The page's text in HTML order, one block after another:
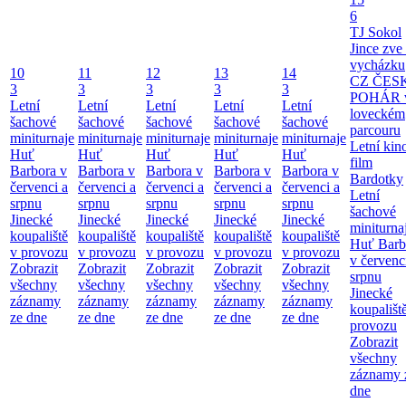
10
3
Letní
šachové
miniturnaje
Huť
Barbora v
červenci a
srpnu
Jinecké
koupaliště
v provozu
Zobrazit
všechny
záznamy
ze dne
11
3
Letní
šachové
miniturnaje
Huť
Barbora v
červenci a
srpnu
Jinecké
koupaliště
v provozu
Zobrazit
všechny
záznamy
ze dne
12
3
Letní
šachové
miniturnaje
Huť
Barbora v
červenci a
srpnu
Jinecké
koupaliště
v provozu
Zobrazit
všechny
záznamy
ze dne
13
3
Letní
šachové
miniturnaje
Huť
Barbora v
červenci a
srpnu
Jinecké
koupaliště
v provozu
Zobrazit
všechny
záznamy
ze dne
14
3
Letní
šachové
miniturnaje
Huť
Barbora v
červenci a
srpnu
Jinecké
koupaliště
v provozu
Zobrazit
všechny
záznamy
ze dne
6
TJ Sokol
Jince zve
vycházku
CZ
POHÁR
loveckém
parcouru
Letní
film
Bardotky
Letní
šachové
Huť
v
srpnu
Jinecké
provozu
Zobrazit
všechny
záznamy
dne